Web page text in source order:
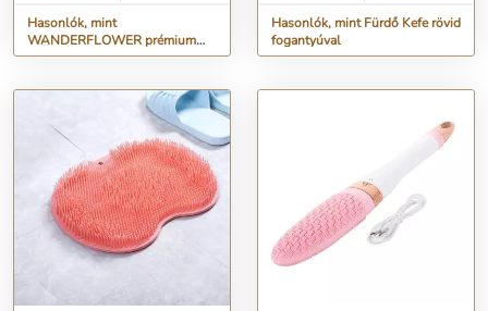
Hasonlók, mint
WANDERFLOWER prémium
minőségű száraz testkefe,
Hasonlók, mint Fürdő Kefe rövid
fogantyúval